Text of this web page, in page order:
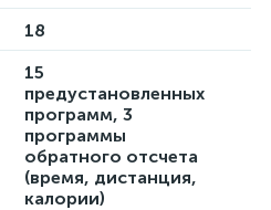
18
15
предустановленных
программ, 3
программы
обратного отсчета
(время, дистанция,
калории)